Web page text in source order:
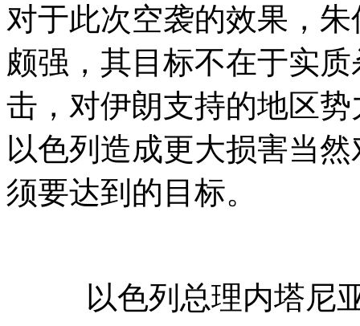
对于此次空袭的效果，
颇强，其目标不在于实
击，对伊朗支持的地区
以色列造成更大损害当
须要达到的目标。
以色列总理内塔尼